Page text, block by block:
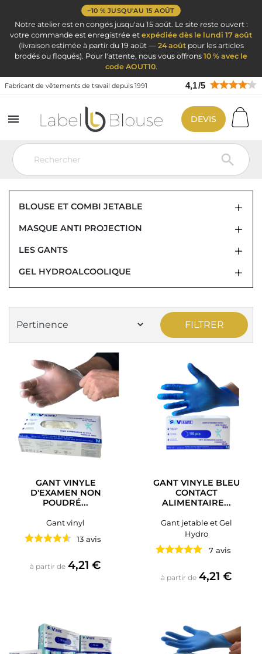
−10 % JUSQU'AU 15 AOÛT
Notre atelier est en congés jusqu'au 15 août. Le site reste ouvert :
votre commande est enregistrée et expédiée dès le lundi 17 août
(livraison estimée à partir du 19 août — 24 aoûtpour les articles
brodés ou floqués). Pour l'attente, nous vous offrons 10 % avec le
code AOUT10.
Fabricant de vêtements de travail depuis 1991 4,1/5


DEVIS
Vêtement de travail Jetable : Masque Blouses Combi Gant Gel
Gant
BLOUSE ET COMBI JETABLE
MASQUE ANTI PROJECTION
LES GANTS
GEL HYDROALCOOLIQUE
FILTRER
GANT VINYLE
D'EXAMEN NON
POUDRÉ...
Gant vinyl
13 avis
à partir de Prix
4,21 €
GANT VINYLE BLEU
CONTACT
ALIMENTAIRE...
Gant jetable et Gel
Hydro
7 avis
à partir de Prix
4,21 €